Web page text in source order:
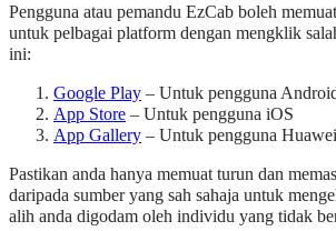
Pengguna atau pemandu EzCab boleh
untuk pelbagai platform dengan mengklik
ini:
Google Play – Untuk pengguna
App Store – Untuk pengguna iOS
App Gallery – Untuk pengguna Huawei
Pastikan anda hanya memuat turun dan
daripada sumber yang sah sahaja untuk
alih anda digodam oleh individu yang tidak